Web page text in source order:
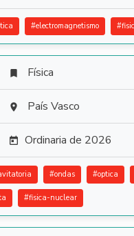
#electromagnetismo #
 Física
 País Vasco
 Ordinaria de 2026
#ondas #optica
#fisica-nuclear